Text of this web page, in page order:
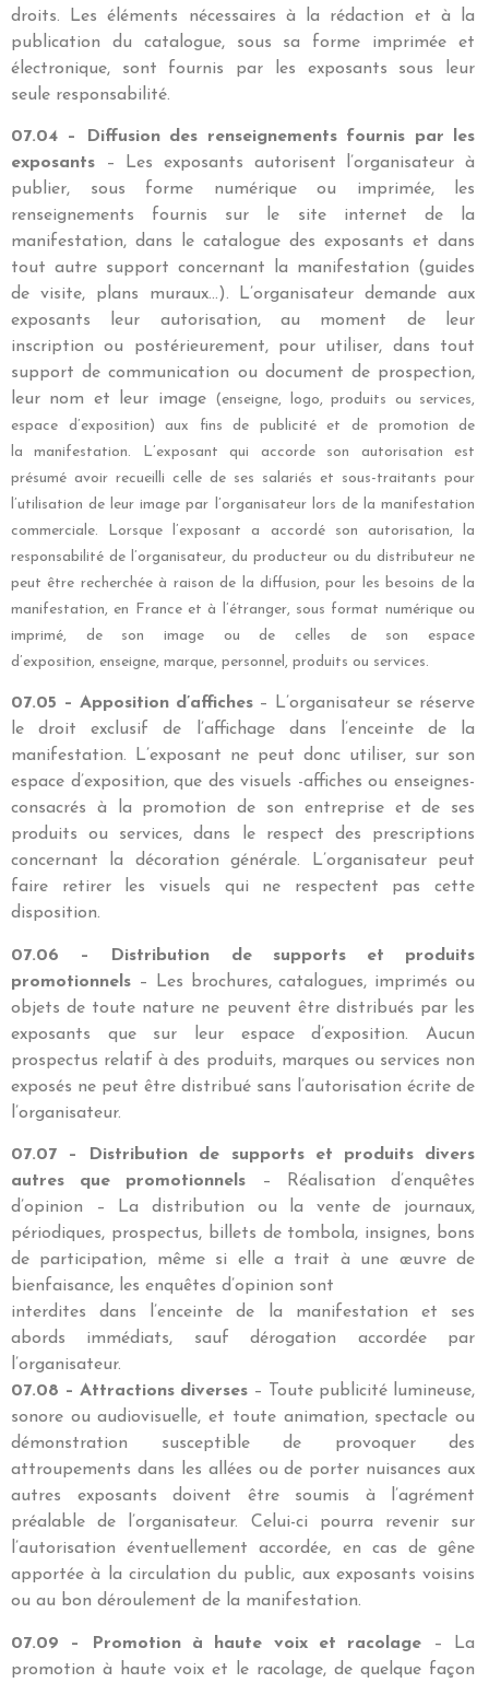
droits. Les éléments nécessaires à la rédaction et à la
publication du catalogue, sous sa forme imprimée et
électronique, sont fournis par les exposants sous leur
seule responsabilité.
07.04 – Diffusion des renseignements fournis par les
exposants – Les exposants autorisent l’organisateur à
publier, sous forme numérique ou imprimée, les
renseignements fournis sur le site internet de la
manifestation, dans le catalogue des exposants et dans
tout autre support concernant la manifestation (guides
de visite, plans muraux…). L’organisateur demande aux
exposants leur autorisation, au moment de leur
inscription ou postérieurement, pour utiliser, dans tout
support de communication ou document de prospection,
leur nom et leur image (enseigne, logo, produits ou services,
espace d’exposition) aux fins de publicité et de promotion de
lamanifestation.
L’exposant qui accorde son autorisation est
présumé avoir recueilli celle de ses salariés et sous-traitantspour
l’utilisation de leur image par l’organisateur lors de la manifestation
commerciale.
Lorsque l’exposant a accordé son autorisation, la
responsabilité de l’organisateur, du producteur ou dudistributeur ne
peut être recherchée à raison de la diffusion, pour les besoins de la
manifestation, en France et à l’étranger, sous format numérique ou
imprimé, de son image ou de celles de son espace
d’exposition, enseigne, marque, personnel, produits ou services.
07.05 – Apposition d’affiches– L’organisateur se réserve
le droit exclusif de l’affichage dans l’enceinte de la
manifestation. L’exposant ne peut donc utiliser, sur son
espace d’exposition, que des visuels -affiches ou enseignes-
consacrés à la promotion de son entreprise et de ses
produits ou services, dans le respect des prescriptions
concernant la décoration générale. L’organisateur peut
faire retirer les visuels qui ne respectent pas cette
disposition.
07.06 – Distribution de supports et produits
promotionnels – Les brochures, catalogues, imprimés ou
objets de toute nature ne peuvent être distribués par les
exposants que sur leur espace d’exposition. Aucun
prospectus relatif à des produits, marques ou services non
exposés ne peut être distribué sans l’autorisation écrite de
l’organisateur.
07.07 – Distribution de supports et produits divers
autres que promotionnels – Réalisation d’enquêtes
d’opinion – La distribution ou la vente de journaux,
périodiques, prospectus, billets de tombola, insignes, bons
de participation, même si elle a trait à une œuvre de
bienfaisance, les enquêtes d’opinion sont
interdites dans l’enceinte de la manifestation et ses
abords immédiats, sauf dérogation accordée par
l’organisateur.
07.08 – Attractions diverses – Toute publicité lumineuse,
sonore ou audiovisuelle, et toute animation, spectacle ou
démonstration susceptible de provoquer des
attroupements dans les allées ou de porter nuisances aux
autres exposants doivent être soumis à l’agrément
préalable de l’organisateur. Celui-ci pourra revenir sur
l’autorisation éventuellement accordée, en cas de gêne
apportée à la circulation du public, aux exposants voisins
ou au bon déroulement de la manifestation.
07.09 – Promotion à haute voix et racolage – La
promotion à haute voix et le racolage, de quelque façon